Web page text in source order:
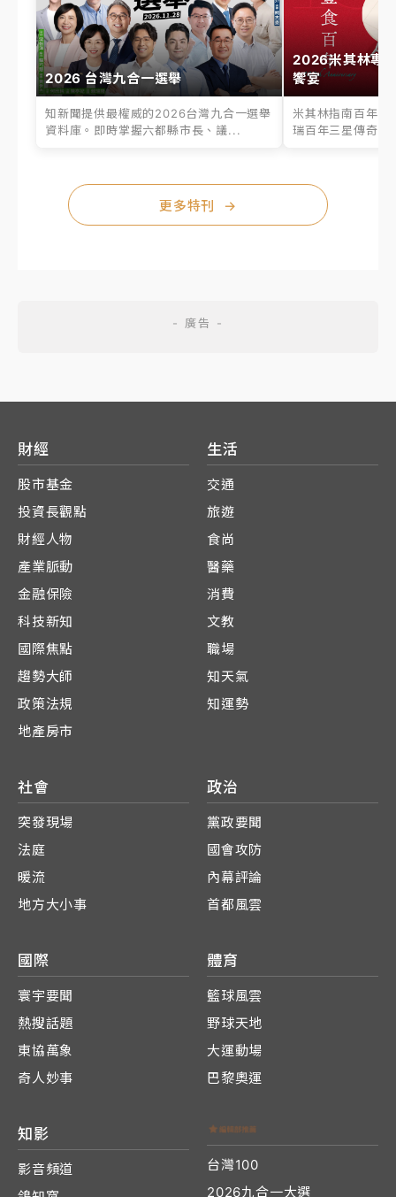
2026 台灣九合一選舉
知新聞提供最權威的2026台灣九合一選舉
資料庫。即時掌握六都縣市長、議...
2026米其林專
饗宴
米其林指南百年之
瑞百年三星傳奇、
更多特刊 →
財經
股市基金
投資長觀點
財經人物
產業脈動
金融保險
科技新知
國際焦點
趨勢大師
政策法規
地產房市
生活
交通
旅遊
食尚
醫藥
消費
文教
職場
知天氣
知運勢
社會
突發現場
法庭
暖流
地方大小事
政治
黨政要聞
國會攻防
內幕評論
首都風雲
國際
寰宇要聞
熱搜話題
東協萬象
奇人妙事
體育
籃球風雲
野球天地
大運動場
巴黎奧運
知影
影音頻道
台灣100
2026九合一大選